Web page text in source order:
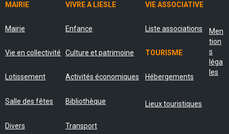
MAIRIE VIVRE A LIESLE VIE ASSOCIATIVE
Mairie Enfance Liste associations
Vie en collectivité Culture et patrimoine TOURISME
Lotissement Activités économiques Hébergements
Salle des fêtes Bibliothèque Lieux touristiques
Divers Transport
Men
tion
s
léga
les